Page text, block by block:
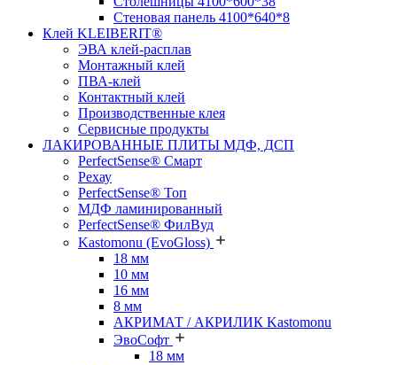
Стеновая панель 4100*640*8
Клей KLEIBERIT®
ЭВА клей-расплав
Монтажный клей
ПВА-клей
Контактный клей
Производственные клея
Сервисные продукты
ЛАКИРОВАННЫЕ ПЛИТЫ МДФ, ДСП
PerfectSense® Смарт
Рехау
PerfectSense® Топ
МДФ ламинированный
PerfectSense® ФилВуд
Kastomonu (EvoGloss)
18 мм
10 мм
16 мм
8 мм
АКРИМАТ / АКРИЛИК Kastomonu
ЭвоСофт
18 мм